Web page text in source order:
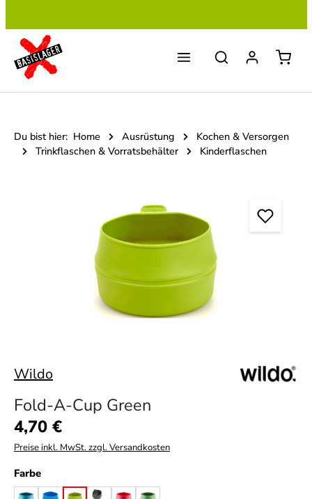
Du bist hier: Home Ausrüstung
Kochen & Versorgen
Trinkflaschen & Vorratsbehälter
Kinderflaschen
Wildo
Fold-A-Cup Green
Regulärer Preis:
4,70 €
Preise inkl. MwSt. zzgl. Versandkosten
Farbeauswählen